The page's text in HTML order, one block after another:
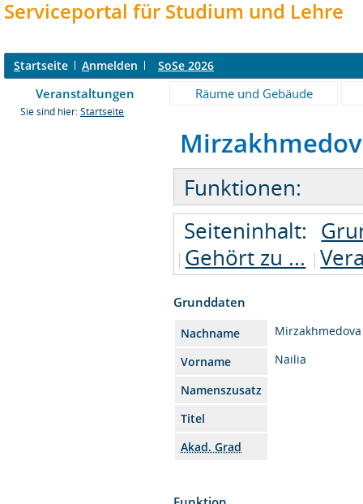
Serviceportal für Studium und Lehre
Startseite Anmelden SoSe 2026
Veranstaltungen Räume und Gebäude
Sie sind hier: Startseite
Funktionen:
Seiteninhalt:
Gehört zu ...
Grunddaten
Nachname
Mirzakhmedova
Vorname
Nailia
Namenszusatz
Titel
Akad. Grad